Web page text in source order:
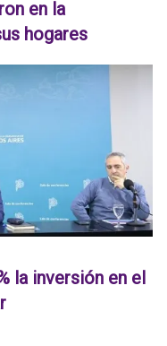
en la
hogares
la inversión en el